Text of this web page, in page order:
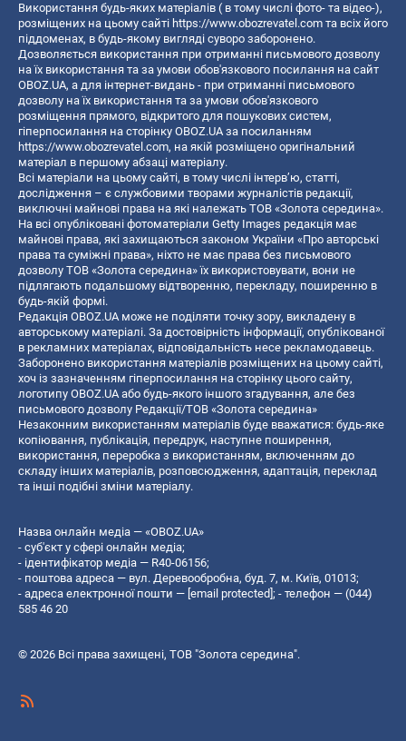
Використання будь-яких матеріалів ( в тому числі фото- та відео-),
розміщених на цьому сайті https://www.obozrevatel.com та всіх його
піддоменах, в будь-якому вигляді суворо заборонено.
Дозволяється використання при отриманні письмового дозволу
на їх використання та за умови обов'язкового посилання на сайт
OBOZ.UA, а для інтернет-видань - при отриманні письмового
дозволу на їх використання та за умови обов'язкового
розміщення прямого, відкритого для пошукових систем,
гіперпосилання на сторінку OBOZ.UA за посиланням
https://www.obozrevatel.com, на якій розміщено оригінальний
матеріал в першому абзаці матеріалу.
Всі матеріали на цьому сайті, в тому числі інтерв’ю, статті,
дослідження – є службовими творами журналістів редакції,
виключні майнові права на які належать ТОВ «Золота середина».
На всі опубліковані фотоматеріали Getty Images редакція має
майнові права, які захищаються законом України «Про авторські
права та суміжні права», ніхто не має права без письмового
дозволу ТОВ «Золота середина» їх використовувати, вони не
підлягають подальшому відтворенню, перекладу, поширенню в
будь-якій формі.
Редакція OBOZ.UA може не поділяти точку зору, викладену в
авторському матеріалі. За достовірність інформації, опублікованої
в рекламних матеріалах, відповідальність несе рекламодавець.
Заборонено використання матеріалів розміщених на цьому сайті,
хоч із зазначенням гіперпосилання на сторінку цього сайту,
логотипу OBOZ.UA або будь-якого іншого згадування, але без
письмового дозволу Редакції/ТОВ «Золота середина»
Незаконним використанням матеріалів буде вважатися: будь-яке
копiювання, публiкацiя, передрук, наступне поширення,
використання, переробка з використанням, включенням до
складу інших матеріалів, розповсюдження, адаптація, переклад
та інші подібні зміни матеріалу.
Назва онлайн медіа — «OBOZ.UA»
- суб'єкт у сфері онлайн медіа;
- ідентифікатор медіа — R40-06156;
- поштова адреса — вул. Деревообробна, буд. 7, м. Київ, 01013;
- адреса електронної пошти — [email protected] ; - телефон — (044)
585 46 20
© 2026 Всі права захищені, ТОВ "Золота середина".